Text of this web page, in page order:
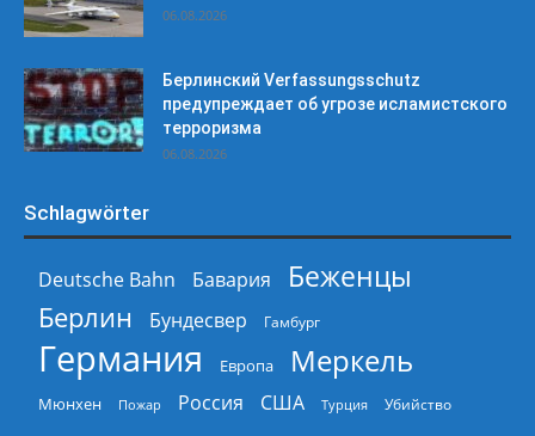
06.08.2026
Берлинский Verfassungsschutz
предупреждает об угрозе исламистского
терроризма
06.08.2026
Schlagwörter
Deutsche Bahn Бавария
Беженцы
Берлин
Бундесвер Гамбург
Германия Европа Меркель
Мюнхен Пожар Россия США Турция Убийство